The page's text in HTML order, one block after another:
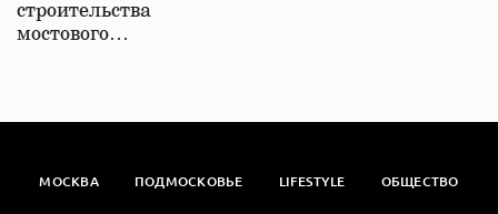
строительства
мостового…
МОСКВА ПОДМОСКОВЬЕ LIFESTYLE ОБЩЕСТВО